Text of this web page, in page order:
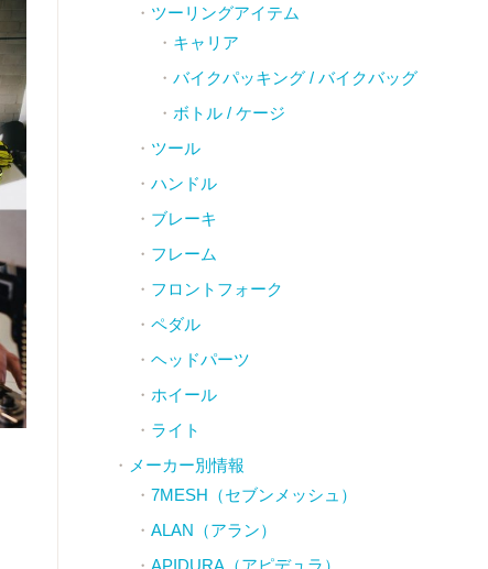
ツーリングアイテム
キャリア
バイクパッキング / バイクバッグ
ボトル / ケージ
ツール
ハンドル
ブレーキ
フレーム
フロントフォーク
ペダル
ヘッドパーツ
ホイール
ライト
メーカー別情報
7MESH（セブンメッシュ）
ALAN（アラン）
APIDURA（アピデュラ）